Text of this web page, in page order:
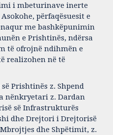
i mbeturinave inerte
përfaqësuesit e
me bashkëpunimin
e Prishtinës, ndërsa
të ofrojnë ndihmën e
realizohen në të
Prishtinës z. Shpend
nënkryetari z. Dardan
së Infrastrukturës
dhe ​D​rejtori i Drejtorisë
dhe Shpëtimit, z.